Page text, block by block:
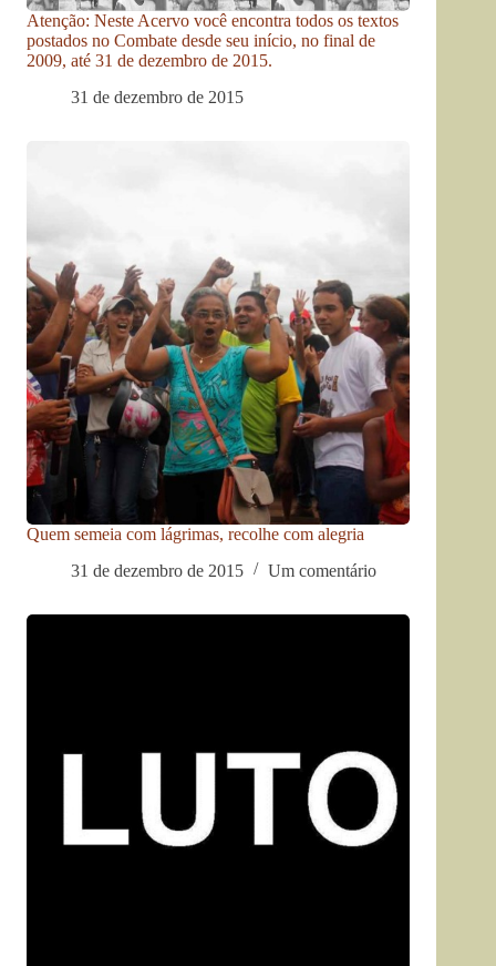
Atenção: Neste Acervo você encontra todos os textos
postados no Combate desde seu início, no final de
2009, até 31 de dezembro de 2015.
31 de dezembro de 2015
Quem semeia com lágrimas, recolhe com alegria
31 de dezembro de 2015
Um comentário